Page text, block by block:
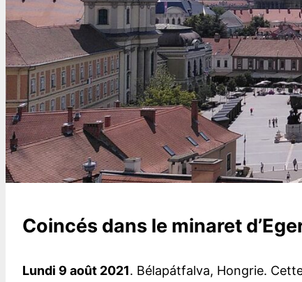
Coincés dans le minaret
Lundi 9 août 2021. Bélapátfalva, Hongrie.